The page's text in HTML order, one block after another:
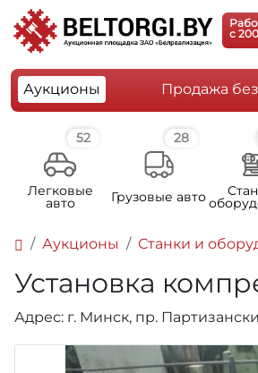
c
Аукционы Продажа
52
Легковые
авто
28
Грузовые авто
Аукционы Станки и
Установка
Адрес: г. Минск, пр.